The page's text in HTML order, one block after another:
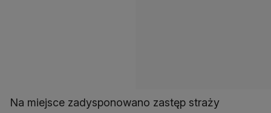
Na miejsce zadysponowano zastęp straży